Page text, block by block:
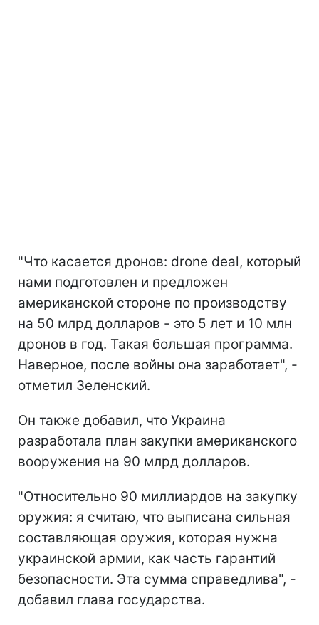
"Что касается дронов: drone deal, который
нами подготовлен и предложен
американской стороне по производству
на 50 млрд долларов - это 5 лет и 10 млн
дронов в год. Такая большая программа.
Наверное, после войны она заработает", -
отметил Зеленский.
Он также добавил, что Украина
разработала план закупки американского
вооружения на 90 млрд долларов.
"Относительно 90 миллиардов на закупку
оружия: я считаю, что выписана сильная
составляющая оружия, которая нужна
украинской армии, как часть гарантий
безопасности. Эта сумма справедлива", -
добавил глава государства.